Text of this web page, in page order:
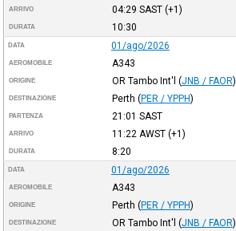
ARRIVO 04:29 SAST(+1)
DURATA 10:30
DATA 01/ago/2026
AEROMOBILE A343
ORIGINE OR Tambo Int'l (JNB / FAOR)
DESTINAZIONE Perth (PER / YPPH)
PARTENZA 21:01 SAST
ARRIVO 11:22 AWST(+1)
DURATA 8:20
DATA 01/ago/2026
AEROMOBILE A343
ORIGINE Perth (PER / YPPH)
DESTINAZIONE OR Tambo Int'l (JNB / FAOR)